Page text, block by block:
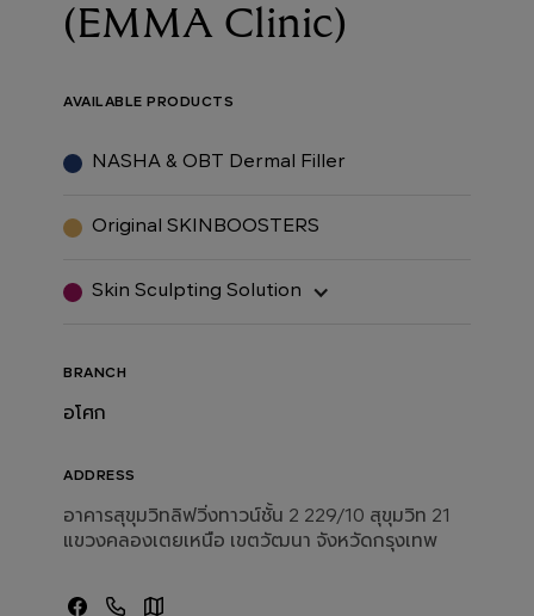
(EMMA Clinic)
AVAILABLE PRODUCTS
NASHA & OBT Dermal Filler
Original SKINBOOSTERS
Skin Sculpting Solution
BRANCH
อโศก
ADDRESS
อาคารสุขุมวิทลิฟวิ่งทาวน์ชั้น 2 229/10 สุขุมวิท 21
แขวงคลองเตยเหนือ เขตวัฒนา จังหวัดกรุงเทพ